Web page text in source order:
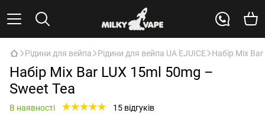
Рідини для вейпа Рідини для вейпа UA EJUICE Набір Mix
Набір Mix Bar LUX 15ml 50mg –
Sweet Tea
В наявності 15 відгуків